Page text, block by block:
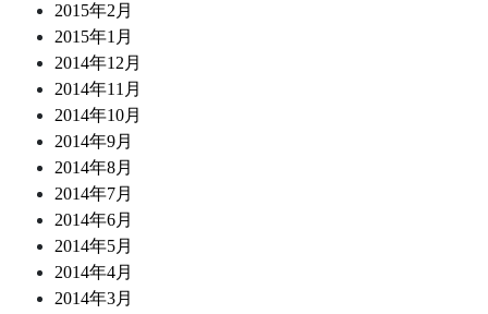
2015年2月
2015年1月
2014年12月
2014年11月
2014年10月
2014年9月
2014年8月
2014年7月
2014年6月
2014年5月
2014年4月
2014年3月